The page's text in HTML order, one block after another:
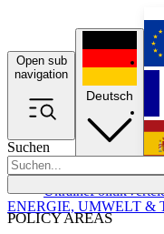
Open sub
navigation
Suchen
POLICY AREAS
UkrainePolitik
Deutsch
ENERGIE, UMWELT &